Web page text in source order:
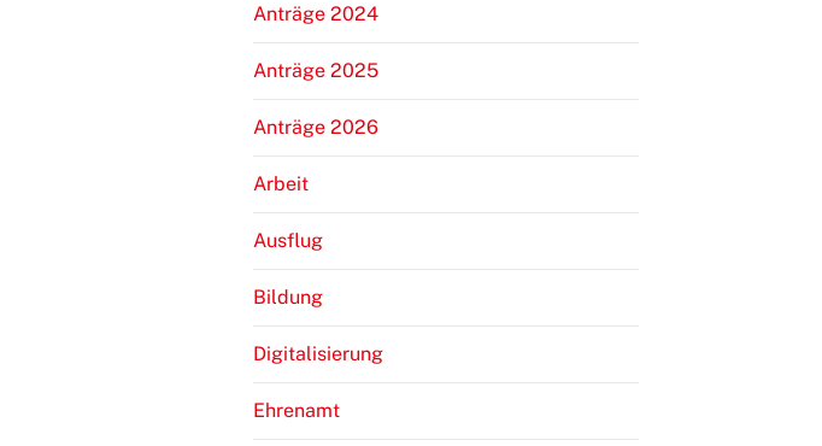
Anträge 2024
Anträge 2025
Anträge 2026
Arbeit
Ausflug
Bildung
Digitalisierung
Ehrenamt